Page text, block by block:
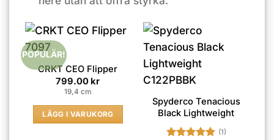
POPULÄR!
CRKT CEO Flipper
799.00 kr
19,4 cm
LÄGG I VARUKORG
Spyderco Tenacious
Black Lightweight
(1)